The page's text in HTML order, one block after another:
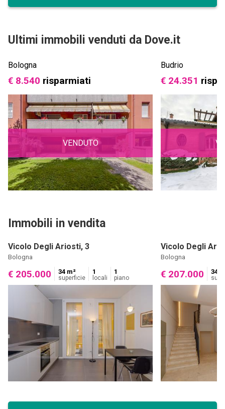
Ultimi immobili venduti da Dove.it
Bologna
€ 8.540 risparmiati
VENDUTO
Budrio
€ 24.351
Immobili in vendita
Vicolo Degli Ariosti, 3
Bologna
€ 205.000 34 m²
superficie
1
locali
1
piano
Vicolo Degli
Bologna
€ 207.000 34